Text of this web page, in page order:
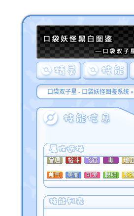
口袋双子星 - 口袋妖怪图鉴系统»